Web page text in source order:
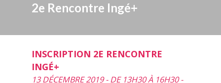
2e Rencontre Ingé+
INSCRIPTION 2E RENCONTRE
INGÉ+
13 DÉCEMBRE 2019 - DE 13H30 À 16H30 -